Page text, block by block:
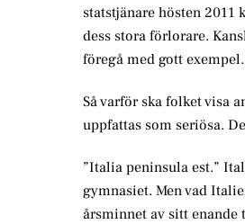
statstjänare hösten
dess stora förlorare.
föregå med gott
Så varför ska folket visa
uppfattas som seriösa.
”Italia peninsula est.”
gymnasiet. Men vad
årsminnet av sitt